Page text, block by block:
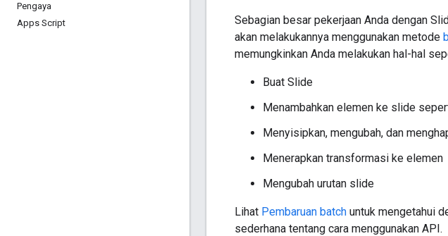
Pengaya
Apps Script
Sebagian besar pekerjaan Anda dengan
akan melakukannya menggunakan metode
memungkinkan Anda melakukan hal-hal
Buat Slide
Menambahkan elemen ke slide
Menyisipkan, mengubah, dan
Menerapkan transformasi ke elemen
Mengubah urutan slide
Lihat Pembaruan batch untuk mengetahui
sederhana tentang cara menggunakan API.